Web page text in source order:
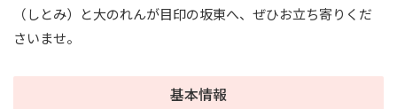
（しとみ）と大のれんが目印の坂東へ、ぜひお立ち寄りくだ
さいませ。
基本情報